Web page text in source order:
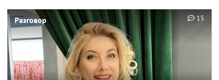
Разговор 15